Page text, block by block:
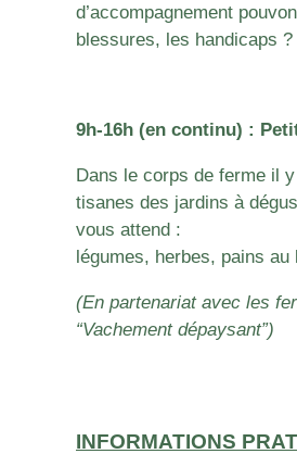
d’accompagnement
blessures, les handicaps ?
9h-16h (en continu) :
Dans le corps de ferme il
tisanes des jardins à
vous attend :
légumes, herbes, pains
(En partenariat avec les
“Vachement dépaysant”)
INFORMATIONS